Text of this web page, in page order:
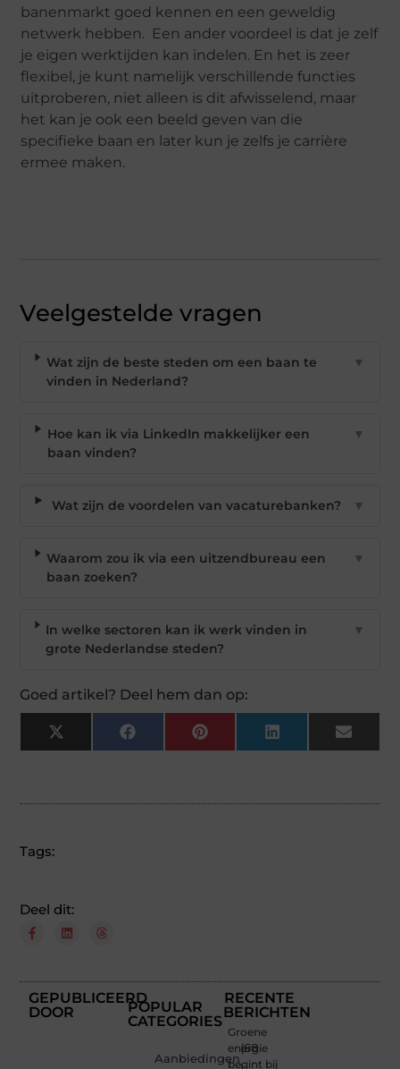
banenmarkt goed kennen en een geweldig
netwerk hebben. Een ander voordeel is dat je zelf
je eigen werktijden kan indelen. En het is zeer
flexibel, je kunt namelijk verschillende functies
uitproberen, niet alleen is dit afwisselend, maar
het kan je ook een beeld geven van die
specifieke baan en later kun je zelfs je carrière
ermee maken.
Veelgestelde vragen
Wat zijn de beste steden om een baan te
vinden in Nederland?
▼
Hoe kan ik via LinkedIn makkelijker een
baan vinden?
▼
Wat zijn de voordelen van vacaturebanken? ▼
Waarom zou ik via een uitzendbureau een
baan zoeken?
▼
In welke sectoren kan ik werk vinden in
grote Nederlandse steden?
▼
Goed artikel? Deel hem dan op:
X
(Twitter)
Facebook Pinterest LinkedIn Email
Tags:
Deel dit:
GEPUBLICEERD
DOOR
POPULAR
CATEGORIES
Aanbiedingen
(68
RECENTE
BERICHTEN
Groene
energie
begint bij